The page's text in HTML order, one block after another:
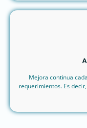
Mejora continua
requerimientos. Es